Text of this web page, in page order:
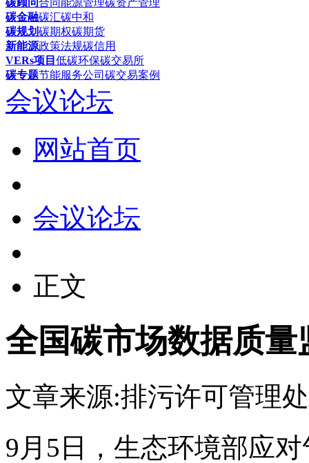
碳顾问合同能源管理碳资产管理
碳金融碳汇碳中和
碳规划碳期权碳期货
新能源政策法规碳信用
VERs项目 低碳环保碳交易所
碳专题节能服务公司 碳交易案例
会议论坛
网站首页
会议论坛
正文
全国碳市场数据质
文章来源:排污许可管理处
9月5日，生态环境部应